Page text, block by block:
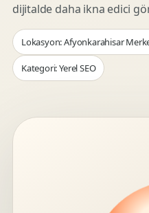
dijitalde daha ikna edici
Lokasyon: Afyonkarahisar
Kategori: Yerel SEO